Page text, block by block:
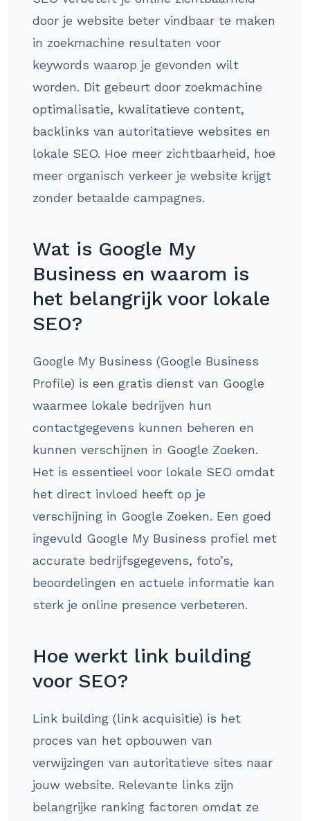
door je website beter vindbaar te maken
in zoekmachine resultaten voor
keywords waarop je gevonden wilt
worden. Dit gebeurt door zoekmachine
optimalisatie, kwalitatieve content,
backlinks van autoritatieve websites en
lokale SEO. Hoe meer zichtbaarheid, hoe
meer organisch verkeer je website krijgt
zonder betaalde campagnes.
Wat is Google My
Business en waarom is
het belangrijk voor lokale
SEO?
Google My Business (Google Business
Profile) is een gratis dienst van Google
waarmee lokale bedrijven hun
contactgegevens kunnen beheren en
kunnen verschijnen in Google Zoeken.
Het is essentieel voor lokale SEO omdat
het direct invloed heeft op je
verschijning in Google Zoeken. Een goed
ingevuld Google My Business profiel met
accurate bedrijfsgegevens, foto’s,
beoordelingen en actuele informatie kan
sterk je online presence verbeteren.
Hoe werkt link building
voor SEO?
Link building (link acquisitie) is het
proces van het opbouwen van
verwijzingen van autoritatieve sites naar
jouw website. Relevante links zijn
belangrijke ranking factoren omdat ze